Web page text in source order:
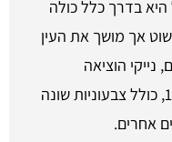
היא בדרך כלל כולה
אך מושך את העין
הוציאה
אינספור וריאציות של האייר פורס 1, כולל צבעוניות שונה
אחרים.